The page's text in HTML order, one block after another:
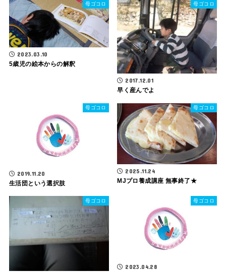
母ゴコロ
2023.03.10
5歳児の絵本からの解釈
母ゴコロ
2017.12.01
早く産んでよ
母ゴコロ
2019.11.20
生活団という選択肢
母ゴコロ
2025.11.24
MJプロ養成講座 無事終了★
母ゴコロ 母ゴコロ
2023.04.28